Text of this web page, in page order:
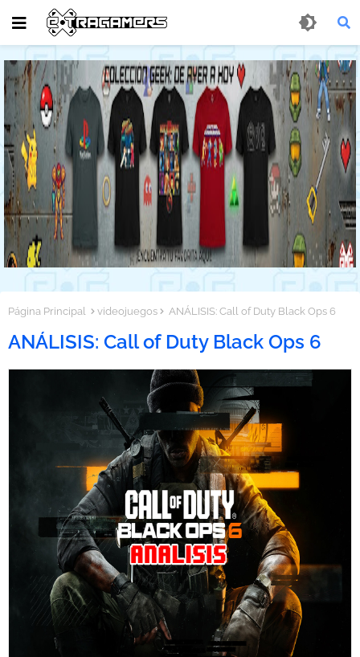
Página Principal videojuegos ANÁLISIS: Call of Duty Black Ops 6
ANÁLISIS: Call of Duty Black Ops 6